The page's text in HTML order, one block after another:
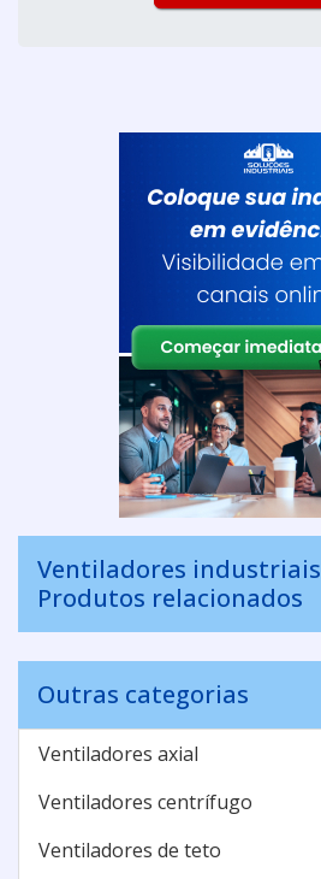
Ventiladores industriais
Produtos relacionados
Outras categorias
Ventiladores axial
Ventiladores centrífugo
Ventiladores de teto